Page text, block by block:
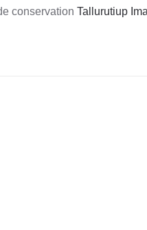
conservation Tallurutiup